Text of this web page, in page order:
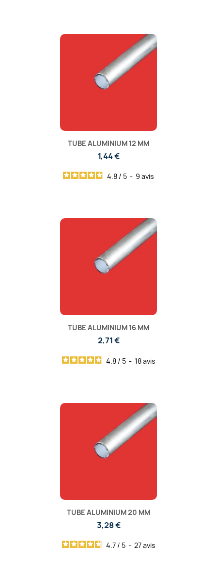
TUBE ALUMINIUM 12 MM
1,44 €
4.8 / 5 - 9 avis
TUBE ALUMINIUM 16 MM
2,71 €
4.8 / 5 - 18avis
TUBE ALUMINIUM 20 MM
3,28 €
4.7 / 5 - 27avis